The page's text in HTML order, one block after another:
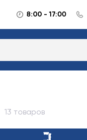
8:00 - 17:00
13 товаров